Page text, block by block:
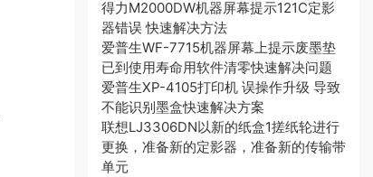
得力M2000DW机器屏幕提示121C定影
器错误 快速解决方法
爱普生WF-7715机器屏幕上提示废墨垫
已到使用寿命用软件清零快速解决问题
爱普生XP-4105打印机 误操作升级 导致
不能识别墨盒快速解决方案
联想LJ3306DN以新的纸盒1搓纸轮进行
更换，准备新的定影器，准备新的传输带
单元